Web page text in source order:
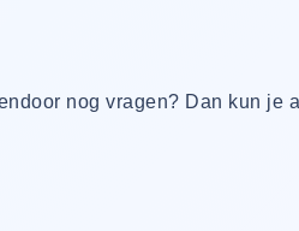
nog vragen? Dan kun je